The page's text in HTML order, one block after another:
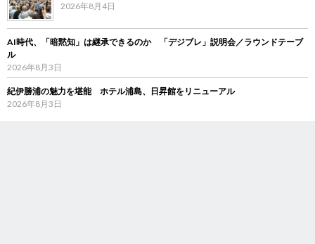
2026年8月4日
AI時代、「暗黙知」は継承できるのか 「デジブレ」説明会／ラウンドテーブ
ル
2026年8月3日
紀伊勝浦の魅力を堪能 ホテル浦島、日昇館をリニューアル
2026年8月3日